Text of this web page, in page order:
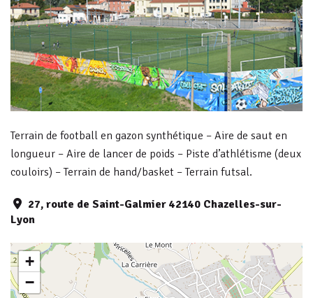
Terrain de football en gazon synthétique – Aire de saut en
longueur – Aire de lancer de poids – Piste d’athlétisme (deux
couloirs) – Terrain de hand/basket – Terrain futsal.
27, route de Saint-Galmier 42140 Chazelles-sur-
Lyon
+
−